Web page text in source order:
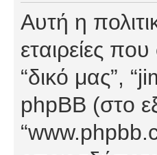
Αυτή η
εταιρείες
“δικό μας”,
phpBB (στο